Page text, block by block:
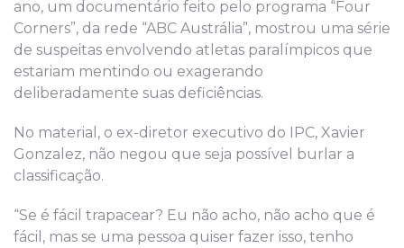
ano, um documentário feito pelo programa “Four
Corners”, da rede “ABC Austrália”, mostrou uma série
de suspeitas envolvendo atletas paralímpicos que
estariam mentindo ou exagerando
deliberadamente suas deficiências.
No material, o ex-diretor executivo do IPC, Xavier
Gonzalez, não negou que seja possível burlar a
classificação.
“Se é fácil trapacear? Eu não acho, não acho que é
fácil, mas se uma pessoa quiser fazer isso, tenho